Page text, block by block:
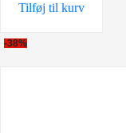
Tilføj til kurv
-38%